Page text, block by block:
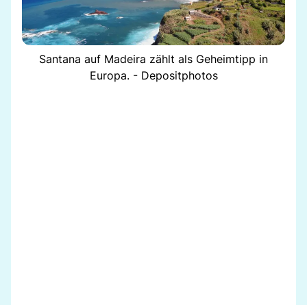
Santana auf Madeira zählt als Geheimtipp in
Europa. - Depositphotos